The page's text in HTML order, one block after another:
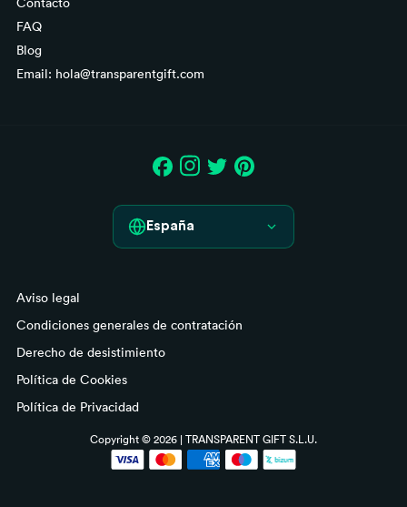
FAQ
Blog
Email: hola@transparentgift.com
España
Italia
Portugal
Aviso legal
Condiciones generales de contratación
Derecho de desistimiento
Política de Cookies
Política de Privacidad
Copyright © 2026 | TRANSPARENT GIFT S.L.U.